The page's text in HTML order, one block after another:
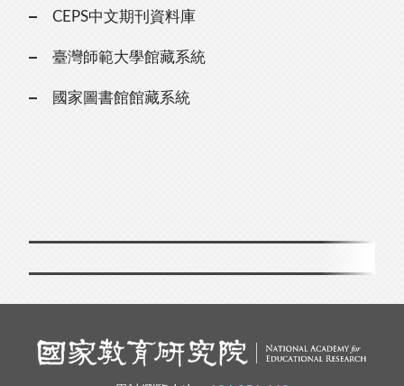
CEPS中文期刊資料庫
臺灣師範大學館藏系統
國家圖書館館藏系統